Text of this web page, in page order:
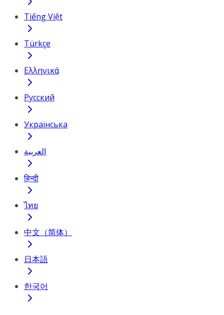
Tiếng Việt
Türkçe
Ελληνικά
Русский
Українська
العربية
हिन्दी
ไทย
中文（简体）
日本語
한국어